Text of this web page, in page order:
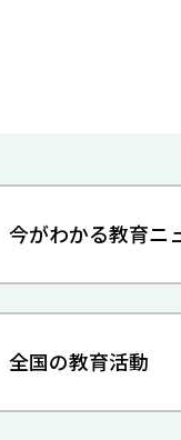
今がわかる教育ニ
全国の教育活動